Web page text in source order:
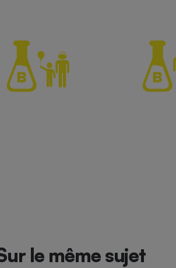
le même sujet